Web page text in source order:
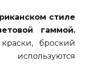
стиле
гаммой.
броский